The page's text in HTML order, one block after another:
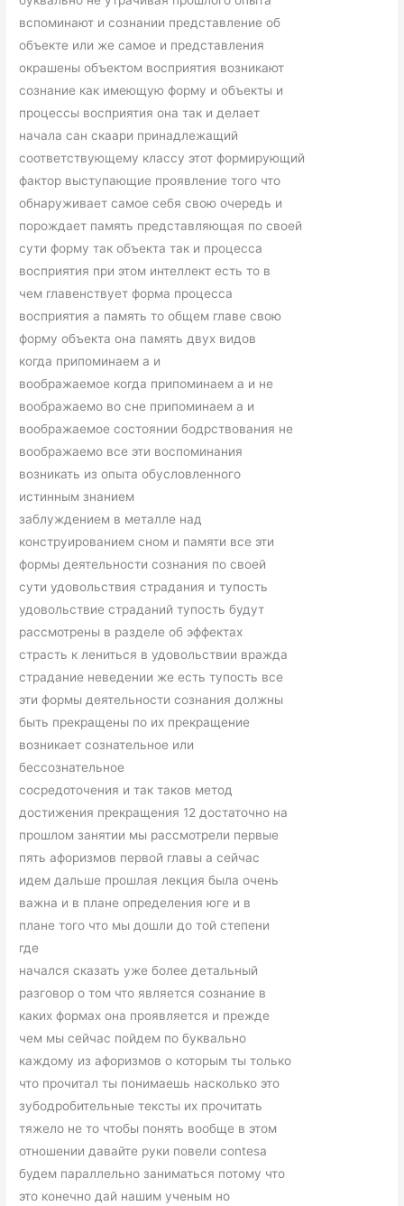
вспоминают и сознании представление об
объекте или же самое и представления
окрашены объектом восприятия возникают
сознание как имеющую форму и объекты и
процессы восприятия она так и делает
начала сан скаари принадлежащий
соответствующему классу этот формирующий
фактор выступающие проявление того что
обнаруживает самое себя свою очередь и
порождает память представляющая по своей
сути форму так объекта так и процесса
восприятия при этом интеллект есть то в
чем главенствует форма процесса
восприятия а память то общем главе свою
форму объекта она память двух видов
когда припоминаем а и
воображаемое когда припоминаем а и не
воображаемо во сне припоминаем а и
воображаемое состоянии бодрствования не
воображаемо все эти воспоминания
возникать из опыта обусловленного
истинным знанием
заблуждением в металле над
конструированием сном и памяти все эти
формы деятельности сознания по своей
сути удовольствия страдания и тупость
удовольствие страданий тупость будут
рассмотрены в разделе об эффектах
страсть к лениться в удовольствии вражда
страдание неведении же есть тупость все
эти формы деятельности сознания должны
быть прекращены по их прекращение
возникает сознательное или
бессознательное
сосредоточения и так таков метод
достижения прекращения 12 достаточно на
прошлом занятии мы рассмотрели первые
пять афоризмов первой главы а сейчас
идем дальше прошлая лекция была очень
важна и в плане определения юге и в
плане того что мы дошли до той степени
где
начался сказать уже более детальный
разговор о том что является сознание в
каких формах она проявляется и прежде
чем мы сейчас пойдем по буквально
каждому из афоризмов о которым ты только
что прочитал ты понимаешь насколько это
зубодробительные тексты их прочитать
тяжело не то чтобы понять вообще в этом
отношении давайте руки повели contesa
будем параллельно заниматься потому что
это конечно дай нашим ученым но